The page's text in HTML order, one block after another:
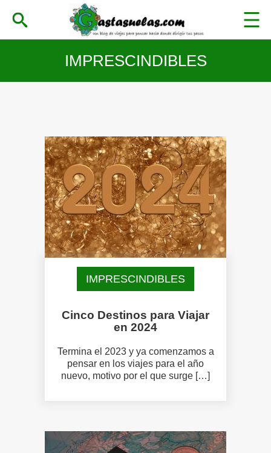
IMPRESCINDIBLES
IMPRESCINDIBLES
Cinco Destinos para Viajar
en 2024
Termina el 2023 y ya comenzamos a
pensar en los viajes para el año
nuevo, motivo por el que surge […]